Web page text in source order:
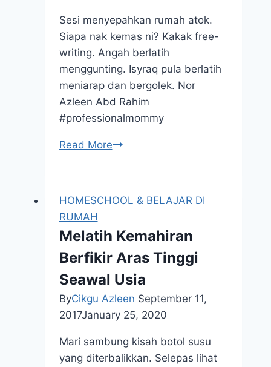
Sesi menyepahkan rumah atok.
Siapa nak kemas ni? Kakak free-
writing. Angah berlatih
menggunting. Isyraq pula berlatih
meniarap dan bergolek. Nor
Azleen Abd Rahim
#professionalmommy
Read MoreHomeschooling
HOMESCHOOL & BELAJAR DI
RUMAH
Melatih Kemahiran
Berfikir Aras Tinggi
Seawal Usia
ByCikgu Azleen September 11,
2017January 25, 2020
Mari sambung kisah botol susu
yang diterbalikkan. Selepas lihat